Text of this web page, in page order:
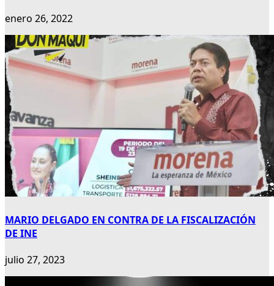
enero 26, 2022
MARIO DELGADO EN CONTRA DE LA FISCALIZACIÓN
DE INE
julio 27, 2023